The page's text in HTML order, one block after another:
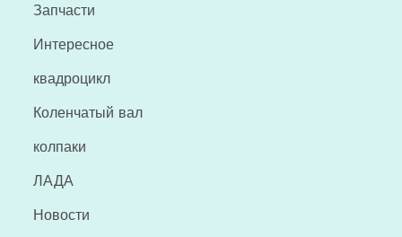
Запчасти
Интересное
квадроцикл
Коленчатый вал
колпаки
ЛАДА
Новости